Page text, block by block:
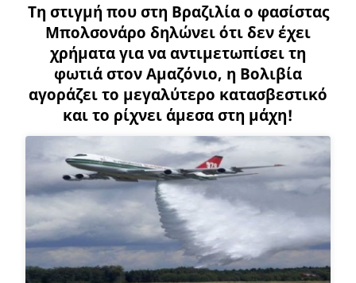
Τη στιγμή που στη Βραζιλία ο φασίστας
Μπολσονάρο δηλώνει ότι δεν έχει
χρήματα για να αντιμετωπίσει τη
φωτιά στον Αμαζόνιο, η Βολιβία
αγοράζει το μεγαλύτερο κατασβεστικό
και το ρίχνει άμεσα στη μάχη!